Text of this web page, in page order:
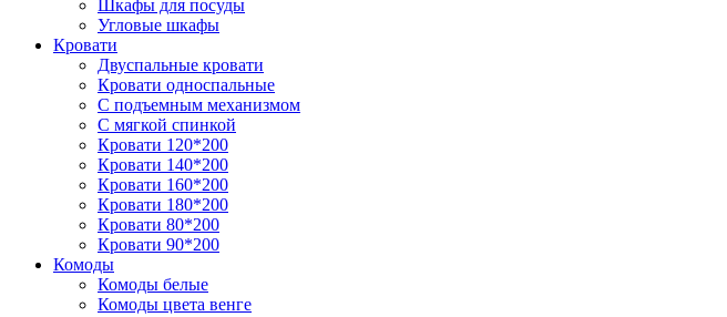
Шкафы для посуды
Угловые шкафы
Кровати
Двуспальные кровати
Кровати односпальные
С подъемным механизмом
С мягкой спинкой
Кровати 120*200
Кровати 140*200
Кровати 160*200
Кровати 180*200
Кровати 80*200
Кровати 90*200
Комоды
Комоды белые
Комоды цвета венге